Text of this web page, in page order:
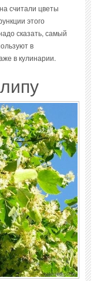
считали цветы
этого
сказать, самый
в
в кулинарии.